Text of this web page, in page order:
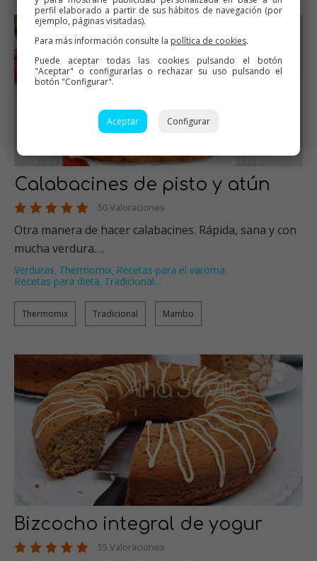
Calabacines de pisto y atún
50 Valoraciones
Otra manera de hacer calabacines. Rápida, sana y con
mucha verdura.…
Verduras, Thermomix, Recetas para el varoma,
Recetas para dieta, Tradicional…
Thermomix Tradicional Mambo
Bizcocho integral de yogur
55 Valoraciones
perfil elaborado a partir de sus hábitos de navegación (por
ejemplo, páginas visitadas).
Para más información consulte la política de cookies.
Puede aceptar todas las cookies pulsando el botón
"Aceptar" o configurarlas o rechazar su uso pulsando el
botón "Configurar".
Aceptar Configurar